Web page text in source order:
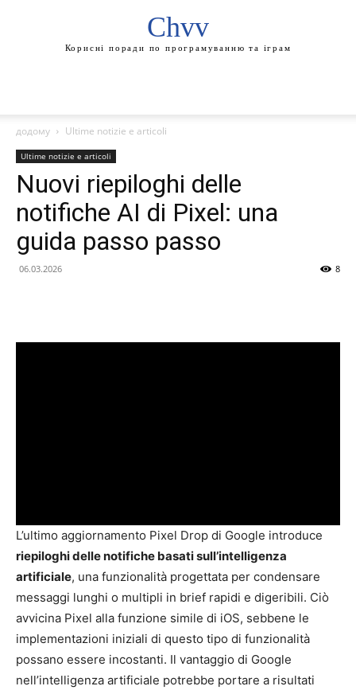
Chvv
Корисні поради по програмуванню та іграм
додому Ultime notizie e articoli
Ultime notizie e articoli
Nuovi riepiloghi delle
notifiche AI di Pixel: una
guida passo passo
06.03.2026 8
L’ultimo aggiornamento Pixel Drop di Google introduce
riepiloghi delle notifiche basati sull’intelligenza
artificiale, una funzionalità progettata per condensare
messaggi lunghi o multipli in brief rapidi e digeribili. Ciò
avvicina Pixel alla funzione simile di iOS, sebbene le
implementazioni iniziali di questo tipo di funzionalità
possano essere incostanti. Il vantaggio di Google
nell’intelligenza artificiale potrebbe portare a risultati